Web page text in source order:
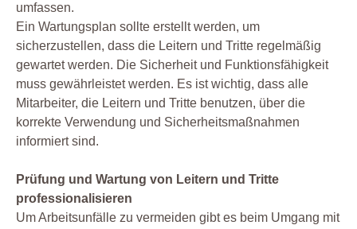
umfassen.
Ein Wartungsplan sollte erstellt werden, um
sicherzustellen, dass die Leitern und Tritte regelmäßig
gewartet werden. Die Sicherheit und Funktionsfähigkeit
muss gewährleistet werden. Es ist wichtig, dass alle
Mitarbeiter, die Leitern und Tritte benutzen, über die
korrekte Verwendung und Sicherheitsmaßnahmen
informiert sind.
Prüfung und Wartung von Leitern und Tritte
professionalisieren
Um Arbeitsunfälle zu vermeiden gibt es beim Umgang mit